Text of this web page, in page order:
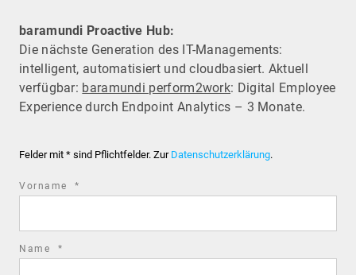
baramundi Proactive Hub:
Die nächste Generation des IT-Managements:
intelligent, automatisiert und cloudbasiert. Aktuell
verfügbar: baramundi perform2work: Digital Employee
Experience durch Endpoint Analytics – 3 Monate.
Felder mit * sind Pflichtfelder. Zur Datenschutzerklärung.
Vorname *
Name *